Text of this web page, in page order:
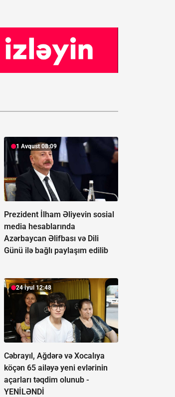
1 Avqust 08:09
Prezident İlham Əliyevin sosial
media hesablarında
Azərbaycan Əlifbası və Dili
Günü ilə bağlı paylaşım edilib
24 İyul 12:48
Cəbrayıl, Ağdərə və Xocalıya
köçən 65 ailəyə yeni evlərinin
açarları təqdim olunub -
YENİLƏNDİ